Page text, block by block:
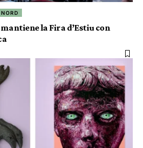
la Fira d’Estiu con